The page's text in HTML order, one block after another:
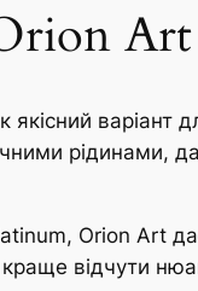
Art
варіант
рідинами,
Orion Art
відчути